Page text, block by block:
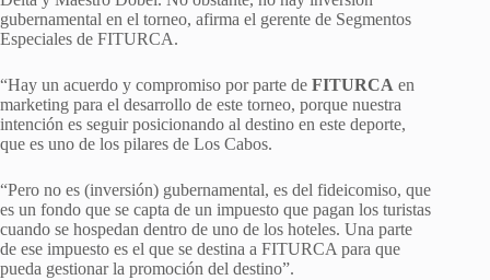
gubernamental en el torneo, afirma el gerente de Segmentos
Especiales de FITURCA.
“Hay un acuerdo y compromiso por parte de FITURCA en
marketing para el desarrollo de este torneo, porque nuestra
intención es seguir posicionando al destino en este deporte,
que es uno de los pilares de Los Cabos.
“Pero no es (inversión) gubernamental, es del fideicomiso, que
es un fondo que se capta de un impuesto que pagan los turistas
cuando se hospedan dentro de uno de los hoteles. Una parte
de ese impuesto es el que se destina a FITURCA para que
pueda gestionar la promoción del destino”.